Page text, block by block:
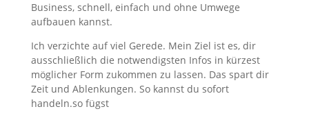
Business, schnell, einfach und ohne Umwege
aufbauen kannst.
Ich verzichte auf viel Gerede. Mein Ziel ist es, dir
ausschließlich die notwendigsten Infos in kürzest
möglicher Form zukommen zu lassen. Das spart dir
Zeit und Ablenkungen. So kannst du sofort
handeln.so fügst